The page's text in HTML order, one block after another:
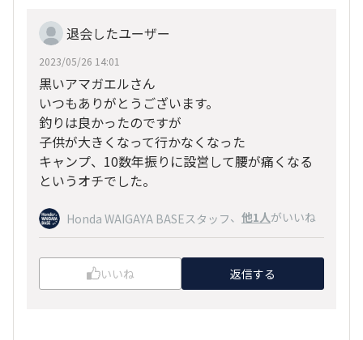
退会したユーザー
2023/05/26 14:01
黒いアマガエルさん
いつもありがとうございます。
釣りは良かったのですが
子供が大きくなって行かなくなった
キャンプ、10数年振りに設営して腰が痛くなる
というオチでした。
Honda WAIGAYA BASEスタッフ、 他1人がいいね
いいね 返信する